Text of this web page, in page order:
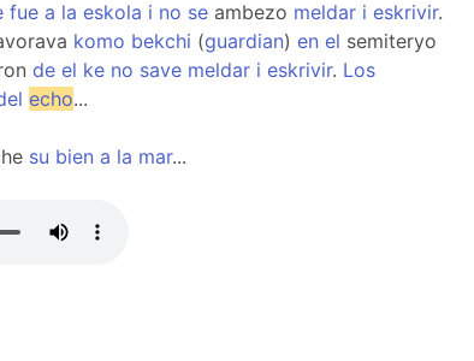
fue a la eskola i no se ambezo meldar i eskrivir.
komo bekchi (guardian) en el semiteryo
de el ke no save meldar i eskrivir. Los
echo...
su bien a la mar...